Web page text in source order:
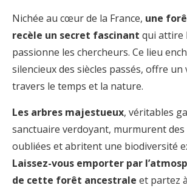
Nichée au cœur de la France, une
recèle un secret fascinant qui attire
passionne les chercheurs. Ce lieu
silencieux des siècles passés, offre un
travers le temps et la nature.
Les arbres majestueux, véritables
sanctuaire verdoyant, murmurent
oubliées et abritent une biodiversité
Laissez-vous emporter par
de cette forêt ancestrale et partez